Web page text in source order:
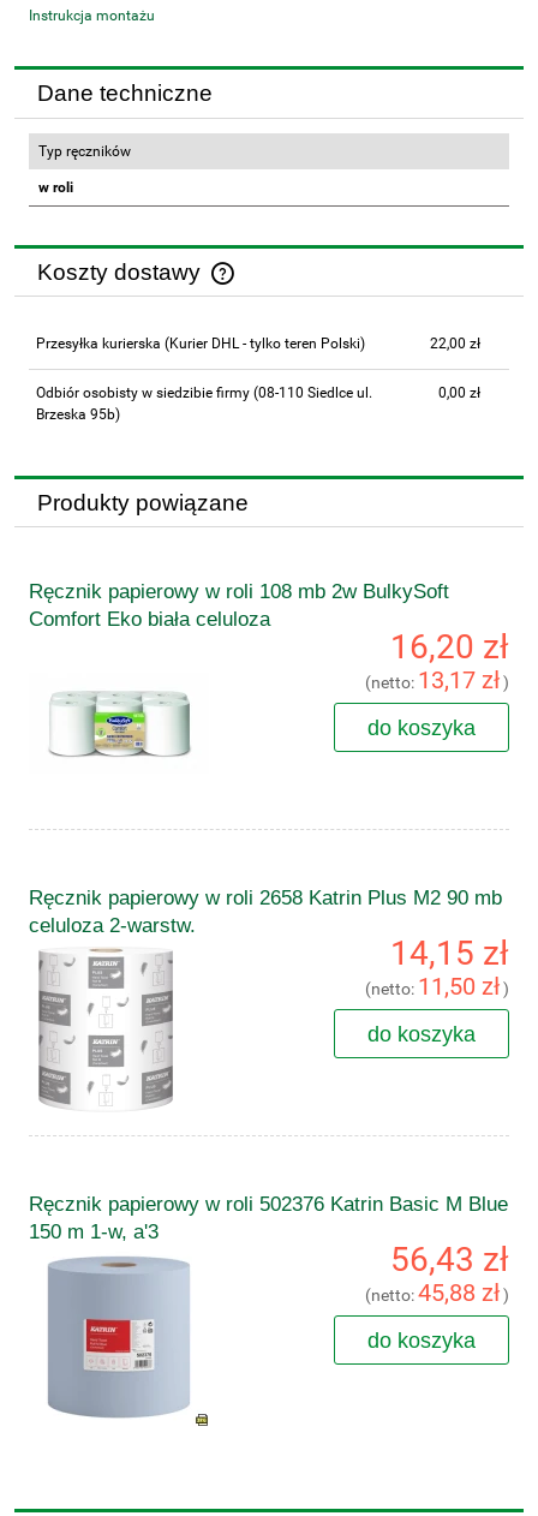
Instrukcja montażu
Dane techniczne
Typ ręczników
w roli
Koszty dostawy
Cena nie zawiera ewentualnych kosztów płatności
Przesyłka kurierska (Kurier DHL - tylko teren Polski) 22,00 zł
Odbiór osobisty w siedzibie firmy (08-110 Siedlce ul.
Brzeska 95b)
0,00 zł
Produkty powiązane
Ręcznik papierowy w roli 108 mb 2w BulkySoft
Comfort Eko biała celuloza
16,20 zł
(netto: 13,17 zł)
do koszyka
Ręcznik papierowy w roli 2658 Katrin Plus M2 90 mb
celuloza 2-warstw.
14,15 zł
(netto: 11,50 zł)
do koszyka
Ręcznik papierowy w roli 502376 Katrin Basic M Blue
150 m 1-w, a'3
56,43 zł
(netto:45,88 zł)
do koszyka